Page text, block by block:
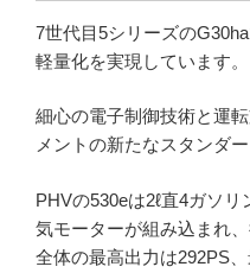
7世代目5シリーズの
軽量化を実現しています。
細心の電子制御技術と運
メントの新たなスタンダ
PHVの530eは2ℓ直4ガソ
気モーターが組み込まれ
全体の最高出力は292PS